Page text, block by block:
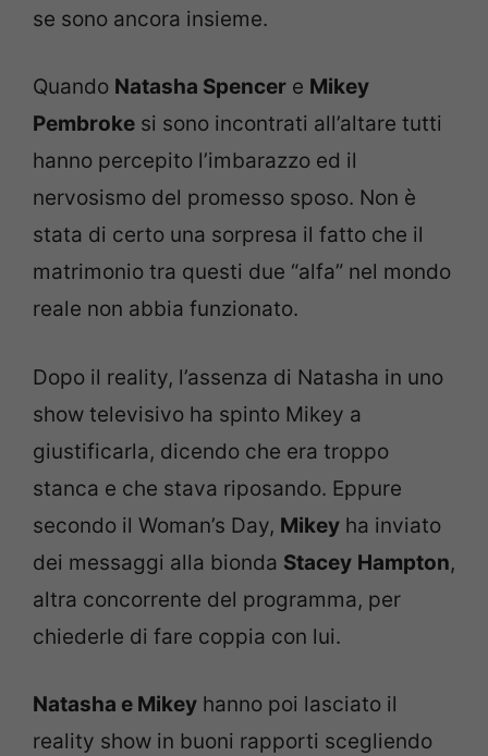
se sono ancora insieme.
Quando Natasha Spencer e Mikey
Pembroke si sono incontrati all’altare tutti
hanno percepito l’imbarazzo ed il
nervosismo del promesso sposo. Non è
stata di certo una sorpresa il fatto che il
matrimonio tra questi due “alfa” nel mondo
reale non abbia funzionato.
Dopo il reality, l’assenza di Natasha in uno
show televisivo ha spinto Mikey a
giustificarla, dicendo che era troppo
stanca e che stava riposando. Eppure
secondo il Woman’s Day, Mikey ha inviato
dei messaggi alla bionda Stacey Hampton,
altra concorrente del programma, per
chiederle di fare coppia con lui.
Natasha e Mikey hanno poi lasciato il
reality show in buoni rapporti scegliendo